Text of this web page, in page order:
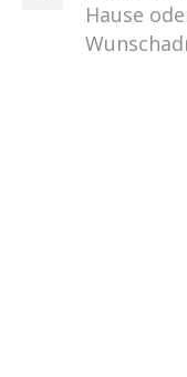
Hause